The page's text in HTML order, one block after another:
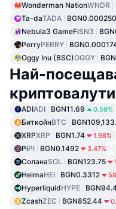
Wonderman NationWNDR
Ta-daTADA
Nebula3 GameFiSN3
PerryPERRY
Oggy Inu (BSC)OGGY
Най-
криптовалути
ADIADI BGN11.69 0.59%
БиткойнBTC
XRPXRP BGN1.74 1.98%
PiPI BGN0.1492 3.47%
СоланаSOL BGN123.75
HeimaHEI BGN0.3312
HyperliquidHYPE
ZcashZEC BGN852.44